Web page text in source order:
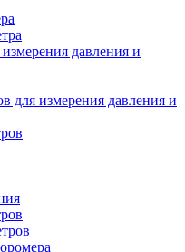
давления и
для измерения давления и